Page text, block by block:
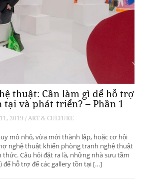
thuật: Cần làm gì để hỗ trợ
tại và phát triển? – Phần 1
2019 / ART & CULTURE
mô nhỏ, vừa mới thành lập, hoặc cơ hội
nghệ thuật khiến phòng tranh nghệ thuật
Câu hỏi đặt ra là, những nhà sưu tầm
để hỗ trợ để các gallery tồn tại […]